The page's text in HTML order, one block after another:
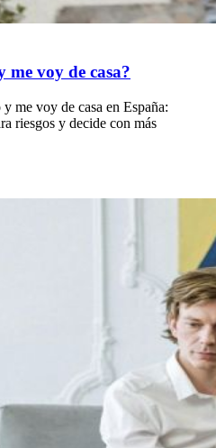
me voy de casa?
me voy de casa en España:
riesgos y decide con más